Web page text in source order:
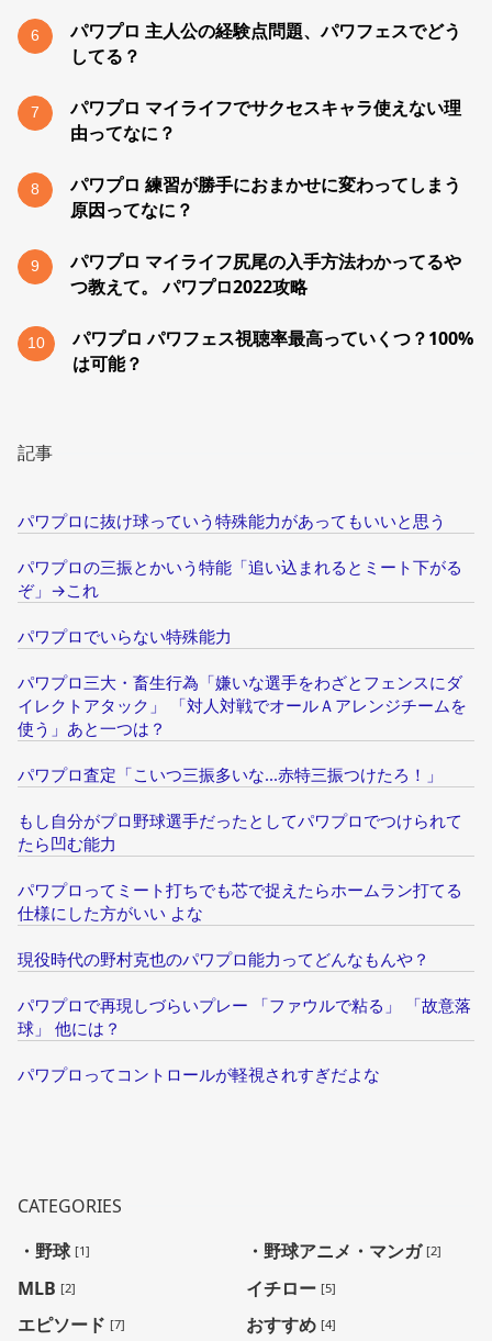
6
パワプロ 主人公の経験点問題、パワフェスでどう
してる？
7
パワプロ マイライフでサクセスキャラ使えない理
由ってなに？
8
パワプロ 練習が勝手におまかせに変わってしまう
原因ってなに？
9
パワプロ マイライフ尻尾の入手方法わかってるや
つ教えて。 パワプロ2022攻略
10
パワプロ パワフェス視聴率最高っていくつ？100%
は可能？
記事
パワプロに抜け球っていう特殊能力があってもいいと思う
パワプロの三振とかいう特能「追い込まれるとミート下がる
ぞ」→これ
パワプロでいらない特殊能力
パワプロ三大・畜生行為「嫌いな選手をわざとフェンスにダ
イレクトアタック」 「対人対戦でオールＡアレンジチームを
使う」あと一つは？
パワプロ査定「こいつ三振多いな...赤特三振つけたろ！」
もし自分がプロ野球選手だったとしてパワプロでつけられて
たら凹む能力
パワプロってミート打ちでも芯で捉えたらホームラン打てる
仕様にした方がいい よな
現役時代の野村克也のパワプロ能力ってどんなもんや？
パワプロで再現しづらいプレー 「ファウルで粘る」 「故意落
球」 他には？
パワプロってコントロールが軽視されすぎだよな
CATEGORIES
・野球 [1] ・野球アニメ・マンガ [2]
MLB [2] イチロー [5]
エピソード [7] おすすめ [4]